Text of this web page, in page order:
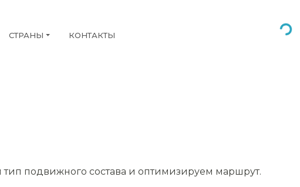
СТРАНЫ КОНТАКТЫ
подвижного состава и оптимизируем маршрут.